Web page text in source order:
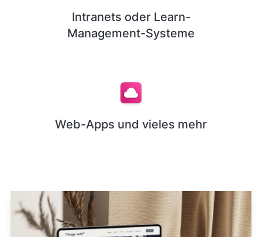
Intranets oder Learn-
Management-Systeme
Web-Apps und vieles mehr